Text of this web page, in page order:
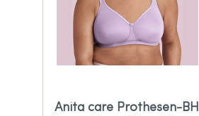
Anita care Prothesen-BH